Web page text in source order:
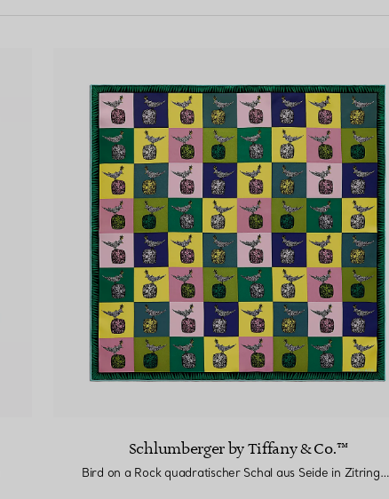
Schlumberger by Tiffany & Co.™
Bird on a Rock quadratischer Schal aus Seide in Zitringelb